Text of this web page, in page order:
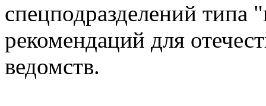
спецподразделений типа
рекомендаций для
ведомств.